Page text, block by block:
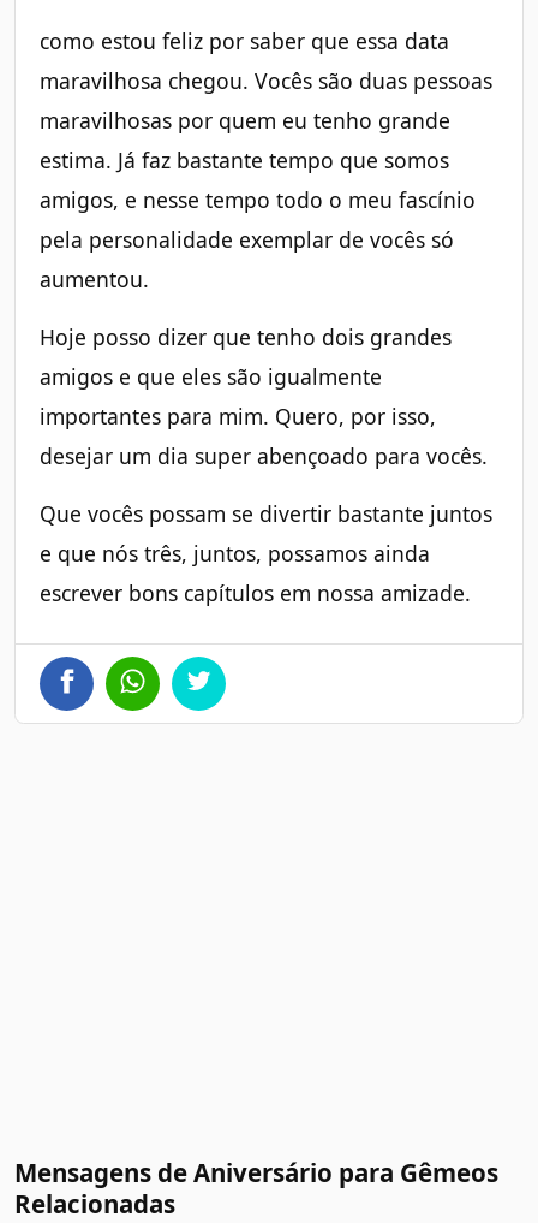
como estou feliz por saber que essa data
maravilhosa chegou. Vocês são duas pessoas
maravilhosas por quem eu tenho grande
estima. Já faz bastante tempo que somos
amigos, e nesse tempo todo o meu fascínio
pela personalidade exemplar de vocês só
aumentou.
Hoje posso dizer que tenho dois grandes
amigos e que eles são igualmente
importantes para mim. Quero, por isso,
desejar um dia super abençoado para vocês.
Que vocês possam se divertir bastante juntos
e que nós três, juntos, possamos ainda
escrever bons capítulos em nossa amizade.
Mensagens de Aniversário para Gêmeos
Relacionadas